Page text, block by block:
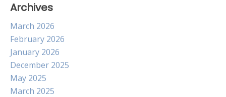
Archives
March 2026
February 2026
January 2026
December 2025
May 2025
March 2025